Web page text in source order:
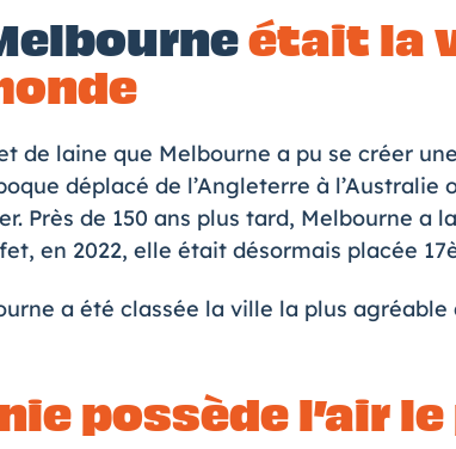
était la
de laine que Melbourne a pu se créer
déplacé de l’Angleterre à l’Australie
Près de 150 ans plus tard, Melbourne a
en 2022, elle était désormais placée
a été classée la ville la plus agréable
possède l’air